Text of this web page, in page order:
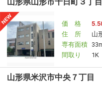
山形県山形市十日町３丁目
価 格
住 所
山
専有面積
間取り
1K
山形県米沢市中央７丁目